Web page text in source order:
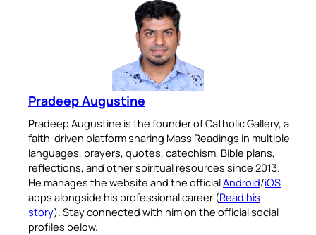
Pradeep Augustine
Pradeep Augustine is the founder of Catholic Gallery, a
faith-driven platform sharing Mass Readings in multiple
languages, prayers, quotes, catechism, Bible plans,
reflections, and other spiritual resources since 2013.
He manages the website and the officialAndroid/iOS
apps alongside his professional career (Read his
story). Stay connected with him on the official social
profiles below.